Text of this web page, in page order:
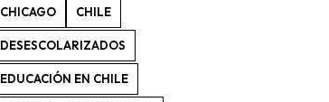
CHICAGO CHILE
DESESCOLARIZADOS
EDUCACIÓN EN CHILE